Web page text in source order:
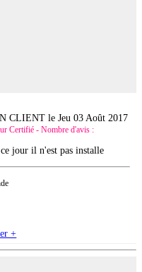
CLIENT leJeu 03 Août 2017
Certifié - Nombre d'avis :
jour il n'est pas installe
+